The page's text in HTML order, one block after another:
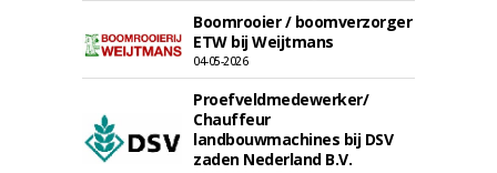
Boomrooier / boomverzorger
ETW bij Weijtmans
04-05-2026
Proefveldmedewerker/
Chauffeur
landbouwmachines bij DSV
zaden Nederland B.V.